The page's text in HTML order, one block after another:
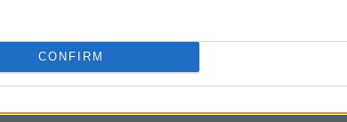
CONFIRM